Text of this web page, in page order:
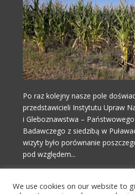
Po raz kolejny nasze pole
przedstawicieli Instytutu Upraw
i Gleboznawstwa –
Badawczego z siedzibą w
wizyty było porównanie
pod względem...
We use cookies on our website to